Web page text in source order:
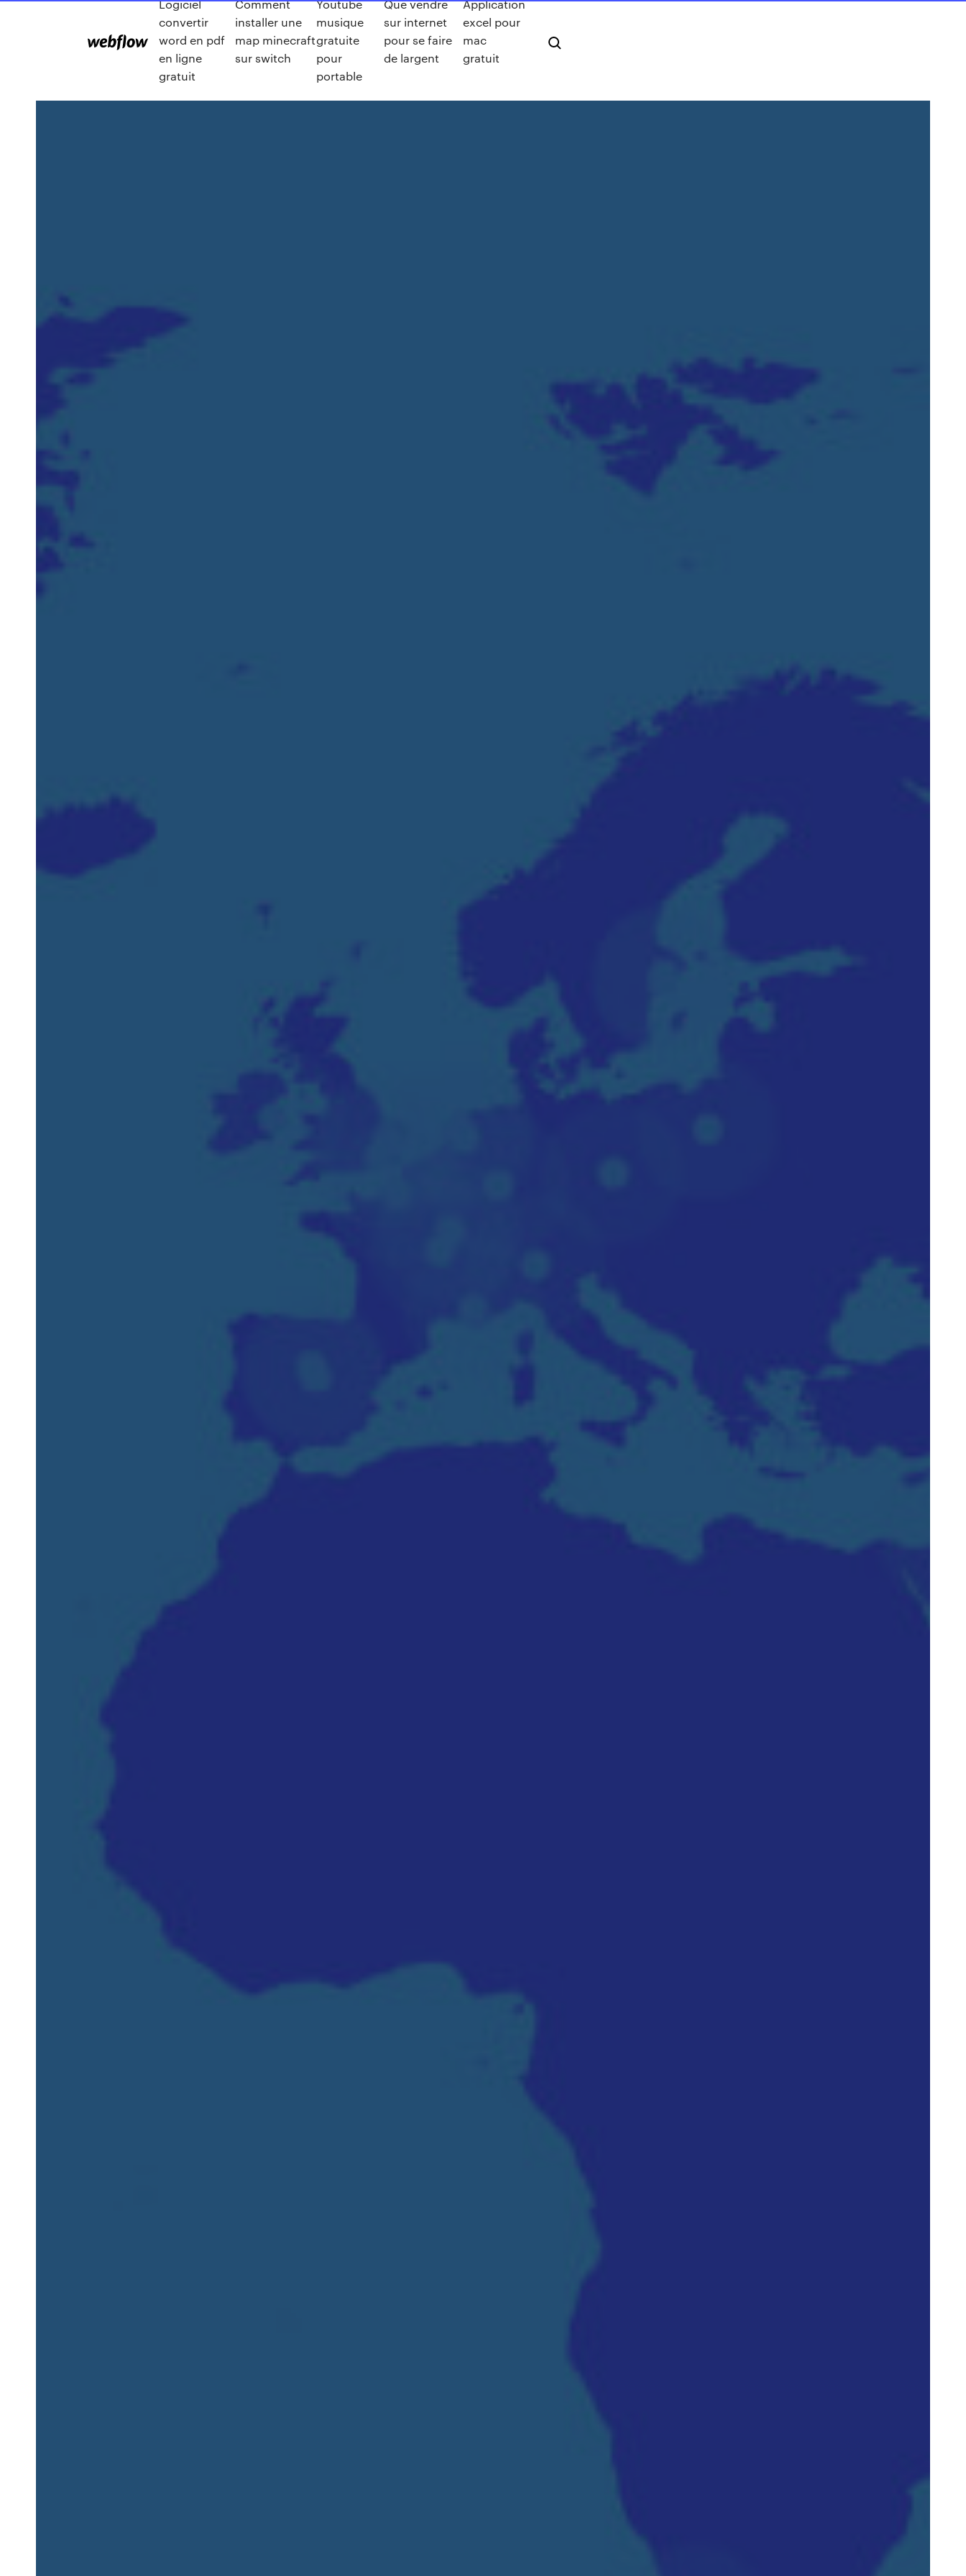
Logiciel
convertir
word en pdf
en ligne
gratuit
Comment
installer une
map minecraft
sur switch
Youtube
musique
gratuite
pour
portable
Que vendre
sur internet
pour se faire
de largent
Application
excel pour
mac
gratuit